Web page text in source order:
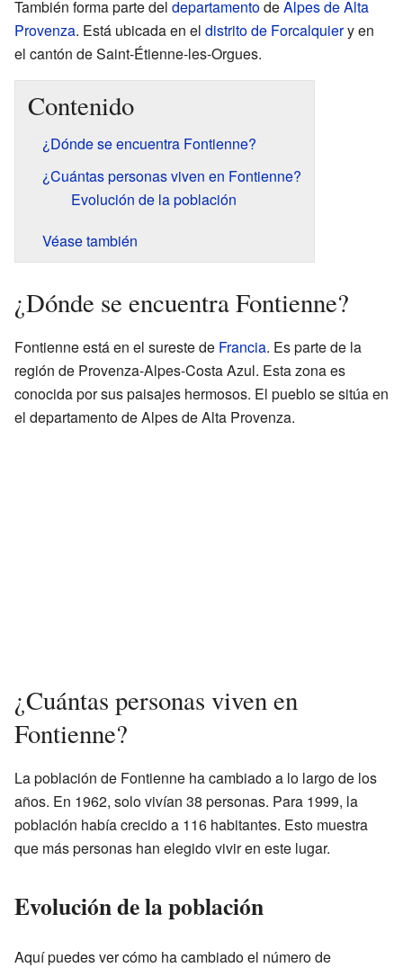
También forma parte del departamentodeAlpes de Alta
Provenza. Está ubicada en el distrito de Forcalquiery en
el cantón de Saint-Étienne-les-Orgues.
Contenido
¿Dónde se encuentra Fontienne?
¿Cuántas personas viven en Fontienne?
Evolución de la población
Véase también
¿Dónde se encuentra Fontienne?
Fontienne está en el sureste de Francia. Es parte de la
región de Provenza-Alpes-Costa Azul. Esta zona es
conocida por sus paisajes hermosos. El pueblo se sitúa en
el departamento de Alpes de Alta Provenza.
¿Cuántas personas viven en
Fontienne?
La población de Fontienne ha cambiado a lo largo de los
años. En 1962, solo vivían 38 personas. Para 1999, la
población había crecido a 116 habitantes. Esto muestra
que más personas han elegido vivir en este lugar.
Evolución de la población
Aquí puedes ver cómo ha cambiado el número de